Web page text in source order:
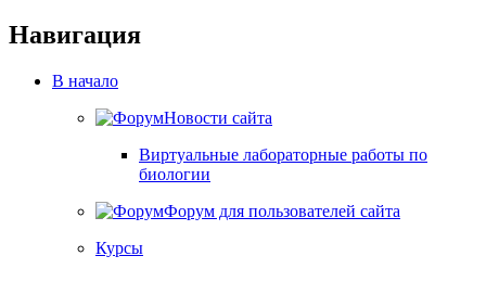
Навигация
В начало
Новости сайта
Виртуальные лабораторные работы по
биологии
Форум для пользователей сайта
Курсы